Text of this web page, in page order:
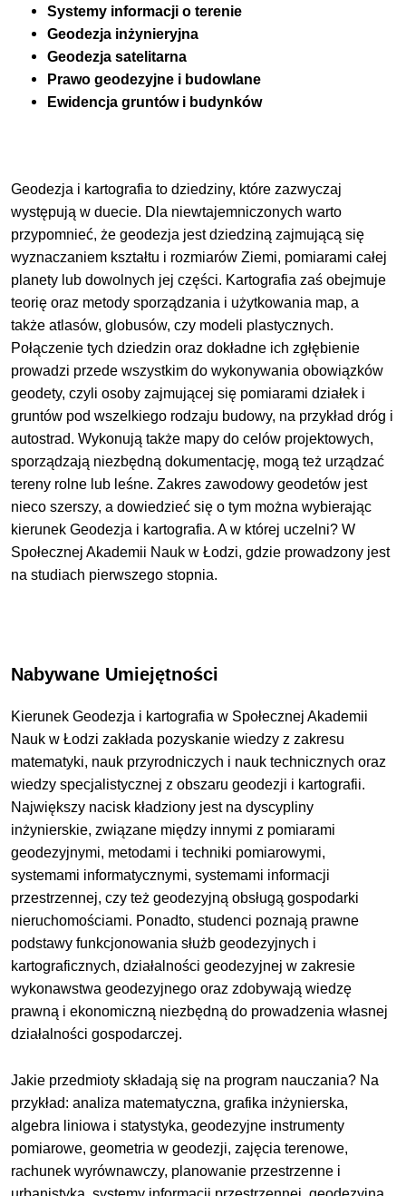
Systemy informacji o terenie
Geodezja inżynieryjna
Geodezja satelitarna
Prawo geodezyjne i budowlane
Ewidencja gruntów i budynków
Geodezja i kartografia to dziedziny, które zazwyczaj
występują w duecie. Dla niewtajemniczonych warto
przypomnieć, że geodezja jest dziedziną zajmującą się
wyznaczaniem kształtu i rozmiarów Ziemi, pomiarami całej
planety lub dowolnych jej części. Kartografia zaś obejmuje
teorię oraz metody sporządzania i użytkowania map, a
także atlasów, globusów, czy modeli plastycznych.
Połączenie tych dziedzin oraz dokładne ich zgłębienie
prowadzi przede wszystkim do wykonywania obowiązków
geodety, czyli osoby zajmującej się pomiarami działek i
gruntów pod wszelkiego rodzaju budowy, na przykład dróg i
autostrad. Wykonują także mapy do celów projektowych,
sporządzają niezbędną dokumentację, mogą też urządzać
tereny rolne lub leśne. Zakres zawodowy geodetów jest
nieco szerszy, a dowiedzieć się o tym można wybierając
kierunek Geodezja i kartografia. A w której uczelni? W
Społecznej Akademii Nauk w Łodzi, gdzie prowadzony jest
na studiach pierwszego stopnia.
Nabywane Umiejętności
Kierunek Geodezja i kartografia w Społecznej Akademii
Nauk w Łodzi zakłada pozyskanie wiedzy z zakresu
matematyki, nauk przyrodniczych i nauk technicznych oraz
wiedzy specjalistycznej z obszaru geodezji i kartografii.
Największy nacisk kładziony jest na dyscypliny
inżynierskie, związane między innymi z pomiarami
geodezyjnymi, metodami i techniki pomiarowymi,
systemami informatycznymi, systemami informacji
przestrzennej, czy też geodezyjną obsługą gospodarki
nieruchomościami. Ponadto, studenci poznają prawne
podstawy funkcjonowania służb geodezyjnych i
kartograficznych, działalności geodezyjnej w zakresie
wykonawstwa geodezyjnego oraz zdobywają wiedzę
prawną i ekonomiczną niezbędną do prowadzenia własnej
działalności gospodarczej.
Jakie przedmioty składają się na program nauczania? Na
przykład: analiza matematyczna, grafika inżynierska,
algebra liniowa i statystyka, geodezyjne instrumenty
pomiarowe, geometria w geodezji, zajęcia terenowe,
rachunek wyrównawczy, planowanie przestrzenne i